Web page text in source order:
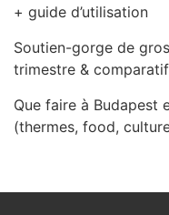
+ guide d’utilisation
Soutien-gorge de
trimestre &
Que faire à Budapest
(thermes, food,